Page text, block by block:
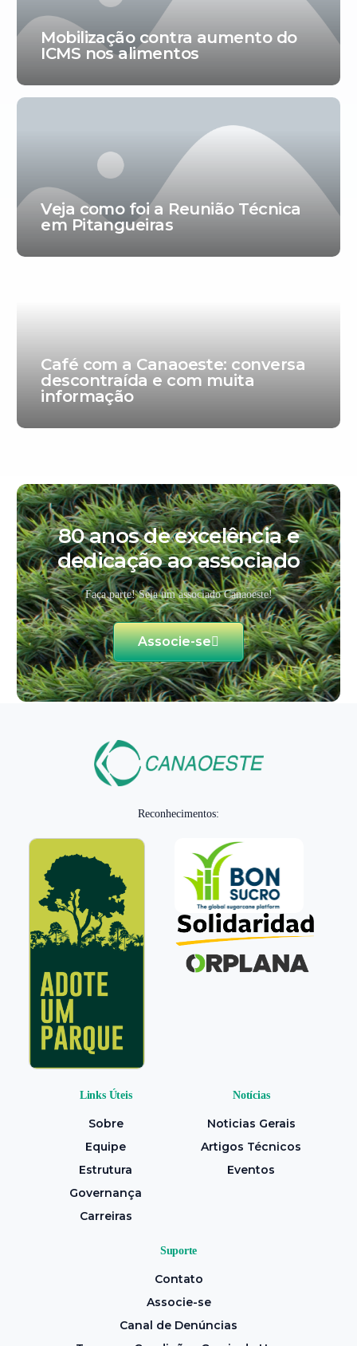
Mobilização contra aumento do
ICMS nos alimentos
Veja como foi a Reunião Técnica
em Pitangueiras
Café com a Canaoeste: conversa
descontraída e com muita
informação
80 anos de excelência e
dedicação ao associado
Faça parte! Seja um associado Canaoeste!
Associe-se
Reconhecimentos:
Links Úteis
Sobre
Equipe
Estrutura
Governança
Carreiras
Notícias
Noticias Gerais
Artigos Técnicos
Eventos
Suporte
Contato
Associe-se
Canal de Denúncias